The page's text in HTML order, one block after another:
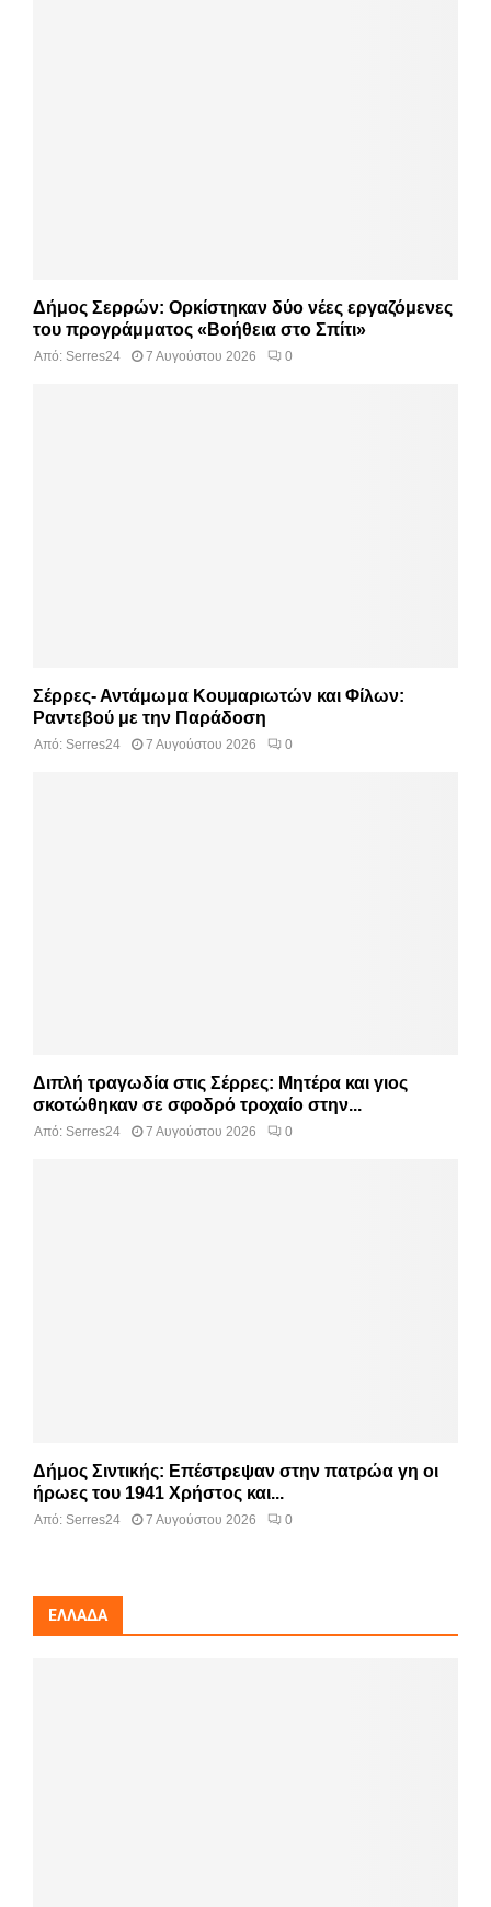
Δήμος Σερρών: Ορκίστηκαν δύο νέες εργαζόμενες
του προγράμματος «Βοήθεια στο Σπίτι»
Από: Serres24 7 Αυγούστου 2026 0
Σέρρες- Αντάμωμα Κουμαριωτών και Φίλων:
Ραντεβού με την Παράδοση
Από: Serres24 7 Αυγούστου 2026 0
Διπλή τραγωδία στις Σέρρες: Μητέρα και γιος
σκοτώθηκαν σε σφοδρό τροχαίο στην...
Από: Serres24 7 Αυγούστου 2026 0
Δήμος Σιντικής: Επέστρεψαν στην πατρώα γη οι
ήρωες του 1941 Χρήστος και...
Από: Serres24 7 Αυγούστου 2026 0
ΕΛΛΆΔΑ